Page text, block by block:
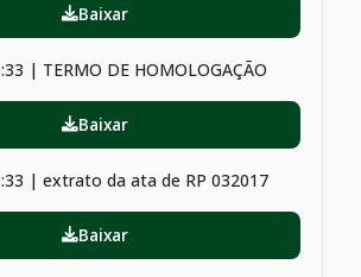
Baixar
| TERMO DE HOMOLOGAÇÃO
Baixar
| extrato da ata de RP 032017
Baixar